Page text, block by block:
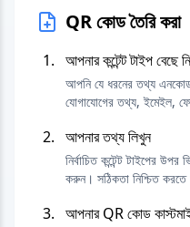
QR কোড তৈরি করা
আপনার কন্টেন্ট টাইপ বেছে
আপনি যে ধরনের তথ্য এনকোড
যোগাযোগের তথ্য, ইমেইল,
আপনার তথ্য লিখুন
নির্বাচিত কন্টেন্ট টাইপের
করুন। সঠিকতা নিশ্চিত
আপনার QR কোড